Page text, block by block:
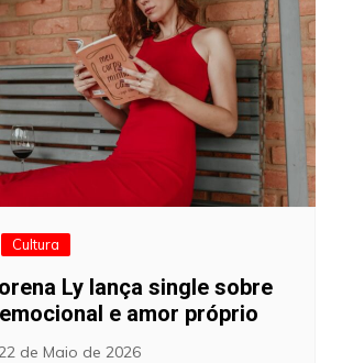
Cultura
Ly lança single sobre
e amor próprio
de Maio de 2026